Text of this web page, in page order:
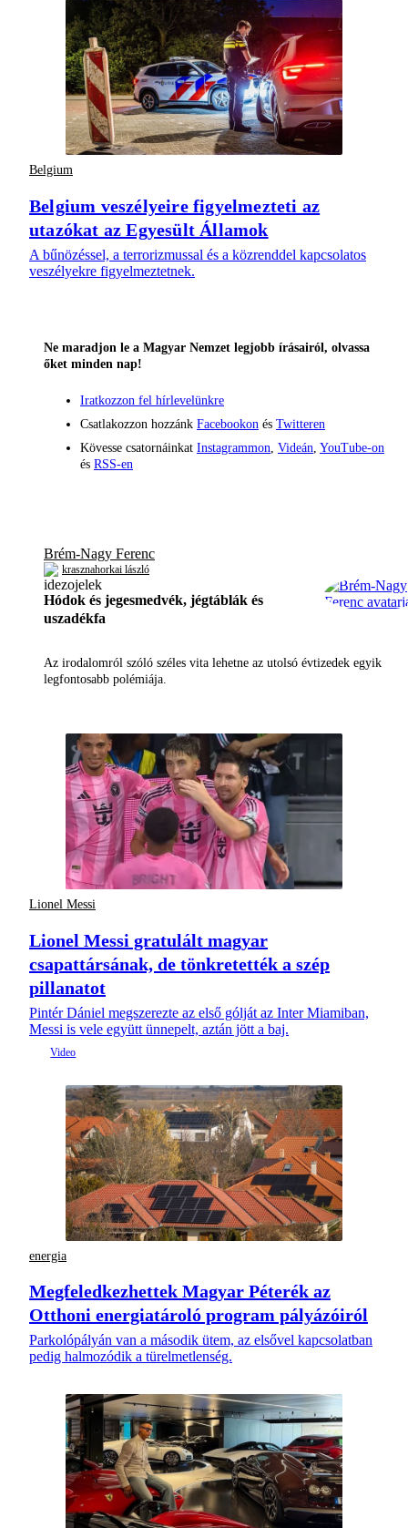
Belgium
Belgium veszélyeire figyelmezteti az
utazókat az Egyesült Államok
A bűnözéssel, a terrorizmussal és a közrenddel kapcsolatos
veszélyekre figyelmeztetnek.
Ne maradjon le a Magyar Nemzet legjobb írásairól, olvassa
őket minden nap!
Iratkozzon fel hírlevelünkre
Csatlakozzon hozzánk Facebookon és Twitteren
Kövesse csatornáinkat Instagrammon Videán YouTube-on
és RSS-en
Brém-Nagy Ferenc
krasznahorkai lászló
Hódok és jegesmedvék, jégtáblák és
uszadékfa
Az irodalomról szóló széles vita lehetne az utolsó évtizedek egyik
legfontosabb polémiája.
Lionel Messi
Lionel Messi gratulált magyar
csapattársának, de tönkretették a szép
pillanatot
Pintér Dániel megszerezte az első gólját az Inter Miamiban,
Messi is vele együtt ünnepelt, aztán jött a baj.
energia
Megfeledkezhettek Magyar Péterék az
Otthoni energiatároló program pályázóiról
Parkolópályán van a második ütem, az elsővel kapcsolatban
pedig halmozódik a türelmetlenség.